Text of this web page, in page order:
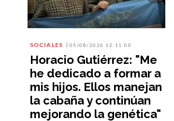
SOCIALES 05/08/2026 12:11:00
Horacio Gutiérrez: "Me
he dedicado a formar a
mis hijos. Ellos manejan
la cabaña y continúan
mejorando la genética"